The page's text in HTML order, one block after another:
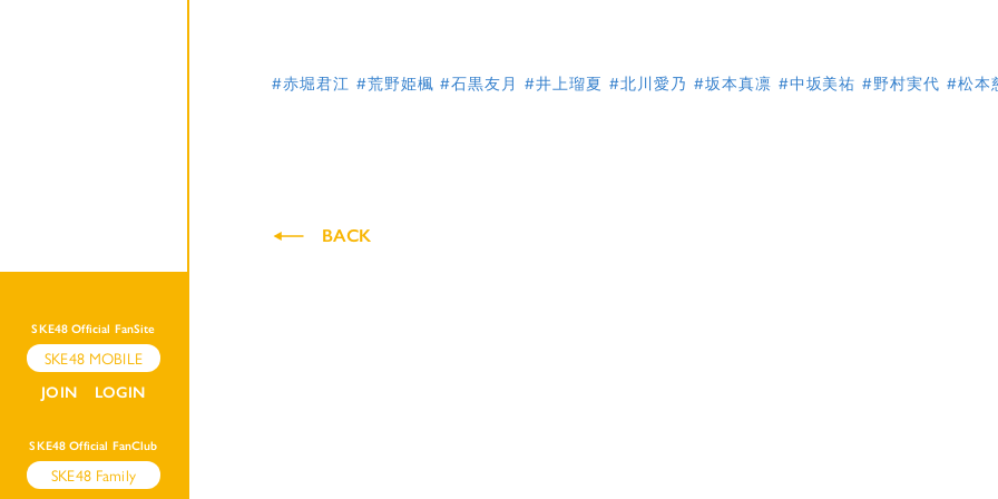
SKE48 Official FanSite
SKE48 MOBILE
JOIN LOGIN
SKE48 Official FanClub
SKE48 Family
#赤堀君江 #荒野姫楓 #石黒友月 #井上瑠夏 #北川愛乃 #坂本真凛 #中坂美祐 #野村実代 #松本
BACK